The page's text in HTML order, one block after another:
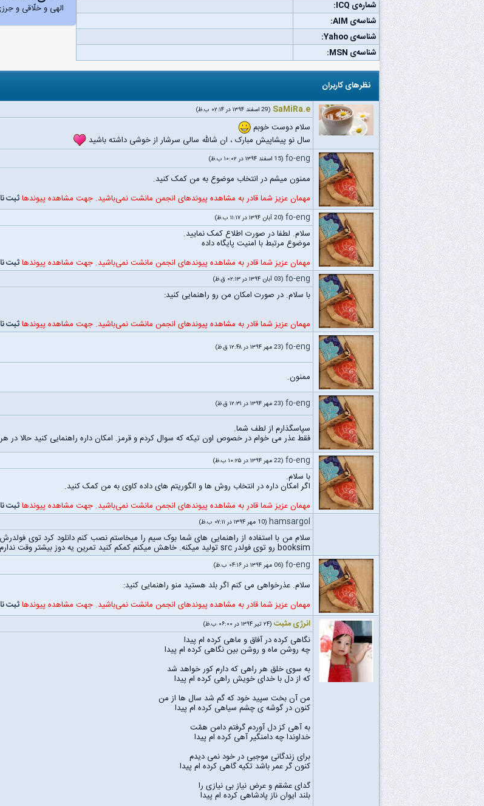
شماره‌ی ICQ:
شناسه‌ی AIM:
شناسه‌ی Yahoo:
شناسه‌ی MSN:
الهی و خلّاقی و
نظرهای کاربران
SaMiRa.e (29 اسفند ۱۳۹۴ در ۰۲:۱۴ ب.ظ)
سلام دوست خوبم
سال نو پیشاپیش مبارک ، ان شالله سالی سرشار از خوشی داشته باشید
fo-eng (15 اسفند ۱۳۹۴ در ۱۰:۰۲ ب.ظ)
ممنون میشم در انتخاب موضوع به من کمک کنید.
مهمان عزیز شما قادر به مشاهده پیوندهای انجمن مانشت نمی‌باشید. جهت مشاهده پیوندهاثبت
fo-eng (20 آبان ۱۳۹۴ در ۱۱:۱۷ ب.ظ)
سلام. لطفا در صورت اطلاع کمک نمایید.
موضوع مرتبط با امنیت پایگاه داده
مهمان عزیز شما قادر به مشاهده پیوندهای انجمن مانشت نمی‌باشید. جهت مشاهده پیوندهاثبت
fo-eng (03 آبان ۱۳۹۴ در ۰۲:۱۳ ق.ظ)
با سلام. در صورت امکان من رو راهنمایی کنید:
مهمان عزیز شما قادر به مشاهده پیوندهای انجمن مانشت نمی‌باشید. جهت مشاهده پیوندهاثبت
fo-eng (23 مهر ۱۳۹۴ در ۱۲:۴۸ ق.ظ)
ممنون.
fo-eng (23 مهر ۱۳۹۴ در ۱۲:۳۱ ق.ظ)
سپاسگذارم از لطف شما.
فقط عذر می خوام در خصوص اون تیکه که سوال کردم و قرمز. امکان داره راهنمایی کنید حالا در
fo-eng (22 مهر ۱۳۹۴ در ۱۰:۲۵ ب.ظ)
با سلام.
اگر امکان داره در انتخاب روش ها و الگوریتم های داده کاوی به من کمک کنید.
مهمان عزیز شما قادر به مشاهده پیوندهای انجمن مانشت نمی‌باشید. جهت مشاهده پیوندهاثبت
hamsargol (10 مهر ۱۳۹۴ در ۰۷:۱۱ ب.ظ)
booksim رو توی فولدر src تولید میکنه. خاهش میکنم کمکم کنید تمرین یه دوز بیشتر وقت ندارم/تشکر
fo-eng (06 مهر ۱۳۹۴ در ۰۴:۱۶ ب.ظ)
سلام. عذرخواهی می کنم اگر بلد هستید منو راهنمایی کنید:
مهمان عزیز شما قادر به مشاهده پیوندهای انجمن مانشت نمی‌باشید. جهت مشاهده پیوندهاثبت
انرژی مثبت (۲۴ تیر ۱۳۹۴ در ۰۶:۰۰ ب.ظ)
نگاهی کرده در آفاق و ماهی کرده ام پیدا
چه روشن ماه و روشن بین نگاهی کرده ام پیدا
به سوی خلق هر راهی که دارم کور خواهد شد
که از دل با خدای خویش راهی کرده ام پیدا
من آن بخت سپید خود که گم شد سال ها از من
کنون در گوشه ی چشم سیاهی کرده ام پیدا
به آهی کز دل آوردم گرفتم دامن همّت
خداوندا چه دامنگیر آهی کرده ام پیدا
برای زندگانی موجبی در خود نمی دیدم
کنون گر عمر باشد تکیه گاهی کرده ام پیدا
گدای عشقم و عرض نیاز بی نیازی را
بلند ایوان ناز پادشاهی کرده ام پیدا